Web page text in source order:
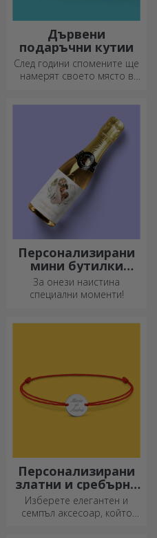
Дървени
подаръчни кутии
След години спомените ще
намерят своето място в
оригиналното послание.
Персонализирани
мини бутилки
пенливо вино
За онези наистина
специални моменти!
Персонализирани
златни и сребърни
гривни
Изберете елегантен и
семпъл аксесоар, който